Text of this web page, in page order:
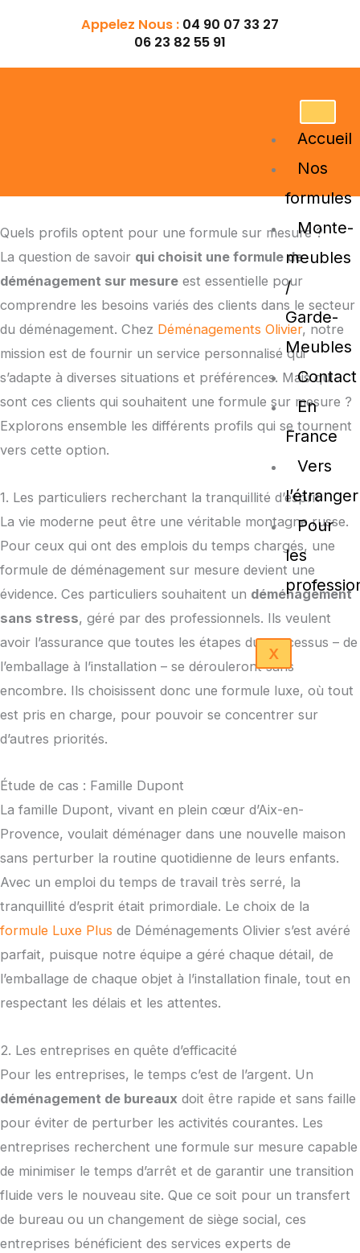
Appelez Nous : 04 90 07 33 27
06 23 82 55 91
Accueil
Nos
formules
Monte-
meubles
/
Garde-
Meubles
Contact
En
France
Vers
l’étranger
Pour
les
X
Quels profils optent pour une formule sur mesure ?
La question de savoir qui choisit une formule de
déménagement sur mesure est essentielle pour
comprendre les besoins variés des clients dans le secteur
du déménagement. Chez Déménagements Olivier, notre
mission est de fournir un service personnalisé qui
s’adapte à diverses situations et préférences. Mais qui
sont ces clients qui souhaitent une formule sur mesure ?
Explorons ensemble les différents profils qui se tournent
vers cette option.
1. Les particuliers recherchant la tranquillité d’esprit
La vie moderne peut être une véritable montagne russe.
Pour ceux qui ont des emplois du temps chargés, une
formule de déménagement sur mesure devient une
évidence. Ces particuliers souhaitent un déménagement
sans stress, géré par des professionnels. Ils veulent
avoir l’assurance que toutes les étapes du processus – de
l’emballage à l’installation – se dérouleront sans
encombre. Ils choisissent donc une formule luxe, où tout
est pris en charge, pour pouvoir se concentrer sur
d’autres priorités.
Étude de cas : Famille Dupont
La famille Dupont, vivant en plein cœur d’Aix-en-
Provence, voulait déménager dans une nouvelle maison
sans perturber la routine quotidienne de leurs enfants.
Avec un emploi du temps de travail très serré, la
tranquillité d’esprit était primordiale. Le choix de la
formule Luxe Plus de Déménagements Olivier s’est avéré
parfait, puisque notre équipe a géré chaque détail, de
l’emballage de chaque objet à l’installation finale, tout en
respectant les délais et les attentes.
2. Les entreprises en quête d’efficacité
Pour les entreprises, le temps c’est de l’argent. Un
déménagement de bureaux doit être rapide et sans faille
pour éviter de perturber les activités courantes. Les
entreprises recherchent une formule sur mesure capable
de minimiser le temps d’arrêt et de garantir une transition
fluide vers le nouveau site. Que ce soit pour un transfert
de bureau ou un changement de siège social, ces
entreprises bénéficient des services experts de